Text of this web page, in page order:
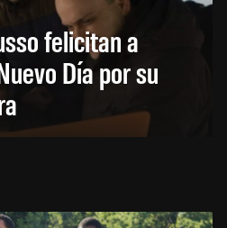
felicitan a
Día por su